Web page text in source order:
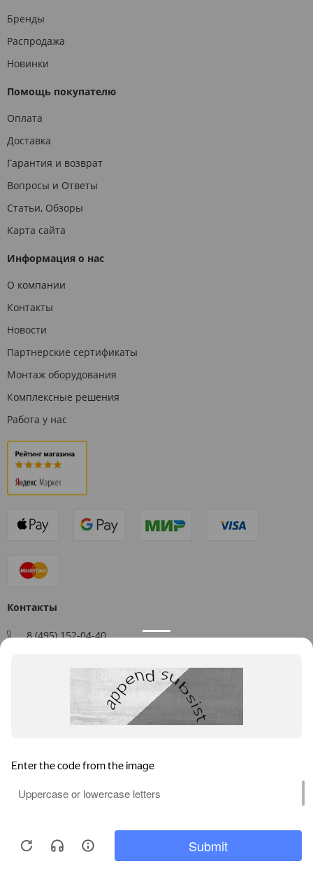
Бренды
Распродажа
Новинки
Помощь покупателю
Оплата
Доставка
Гарантия и возврат
Вопросы и Ответы
Статьи, Обзоры
Карта сайта
Информация о нас
О компании
Контакты
Новости
Партнерские сертификаты
Монтаж оборудования
Комплексные решения
Работа у нас
Контакты
8 (495) 152-04-40
109544, г. Москва, ул. Большая Андроньевская, д. 17
Пн-Пт: 9:00 - 18:00
Публичная оферта
Согласие на получение рекламных материалов
Пользовательское соглашение
Продолжая пользоваться